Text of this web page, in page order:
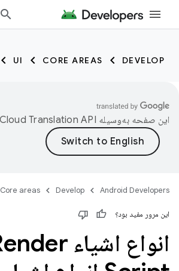
DEVELOP
CORE AREAS
UI
این صفحه به‌وسیله
Android Developers
Develop
Core areas
این مرور مفید بود؟
انواع اشیاء Render